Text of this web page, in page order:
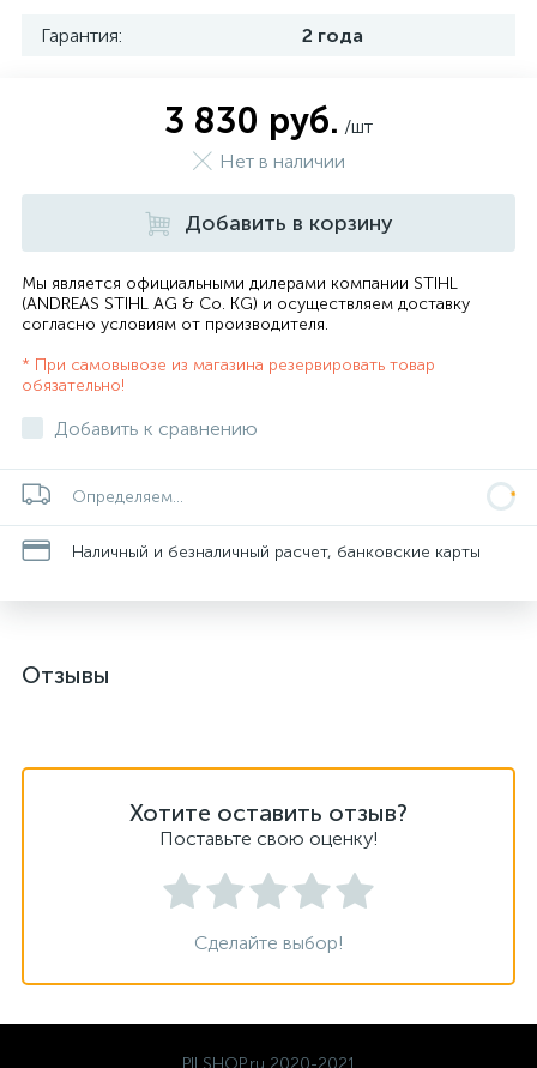
Гарантия: 2 года
3 830 руб. /шт
Нет в наличии
Добавить в корзину
Мы является официальными дилерами компании STIHL
(ANDREAS STIHL AG & Co. KG) и осуществляем доставку
согласно условиям от производителя.
* При самовывозе из магазина резервировать товар
обязательно!
Добавить к сравнению
Определяем...
Наличный и безналичный расчет, банковские карты
Отзывы
Хотите оставить отзыв?
Поставьте свою оценку!
Сделайте выбор!
PILSHOP.ru 2020-2021